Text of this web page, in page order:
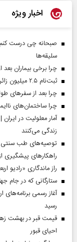
اخبار ویژه
سلیقه‌ها
چرا برخی بیماران بعد
ثبت‌نام ۲.۵ میلیون زائر در سماح | عبور ۱.۷ میلیون نفر از مرز‌های اربعین
چرا بعد از سفرهای
چرا ساختمان‌های
زندگی می‌کنند
توصیه‌های طب سنتی
راهکارهای پیشگیری
راز ماندگاری «رادیو
ستارگانی که در جام جهانی ۲۰۲۶ بازی
رسید
احیای قبور